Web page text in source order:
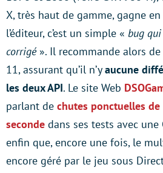
X, très haut de gamme, gagne
l’éditeur, c’est un simple « bug
corrigé». Il recommande alors
11, assurant qu’il n’yaucune
les deux API. Le site Web
parlant de chutes ponctuelles
seconde dans ses tests avec une
enfin que, encore une fois, le
encore géré par le jeu sous